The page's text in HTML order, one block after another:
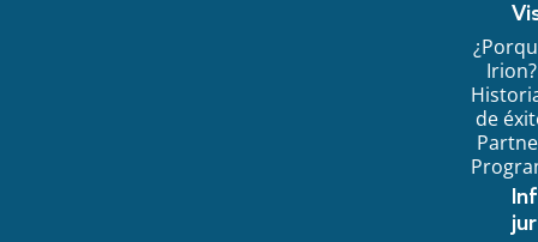
Irion?
de